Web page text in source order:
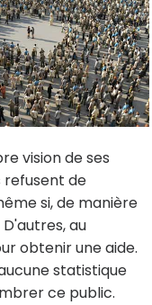
vision de ses
refusent de
si, de manière
au
obtenir une aide.
statistique
ce public.